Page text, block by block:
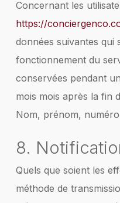
Concernant les
https://
données suivantes qui
fonctionnement du
conservées pendant
mois mois après la fin
Nom, prénom,
8.
Quels que soient les
méthode de